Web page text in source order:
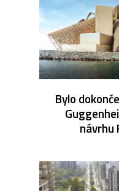
Bylo
návrhu